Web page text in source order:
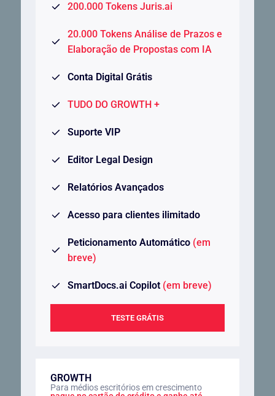
200.000 Tokens Juris.ai
20.000 Tokens Análise de Prazos e
Elaboração de Propostas com IA
Conta Digital Grátis
TUDO DO GROWTH +
Suporte VIP
Editor Legal Design
Relatórios Avançados
Acesso para clientes ilimitado
Peticionamento Automático (em
breve)
SmartDocs.ai Copilot (em breve)
TESTE GRÁTIS
GROWTH
Para médios escritórios em crescimento